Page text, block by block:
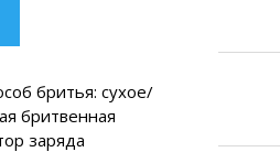
бритья: сухое/
бритвенная
заряда